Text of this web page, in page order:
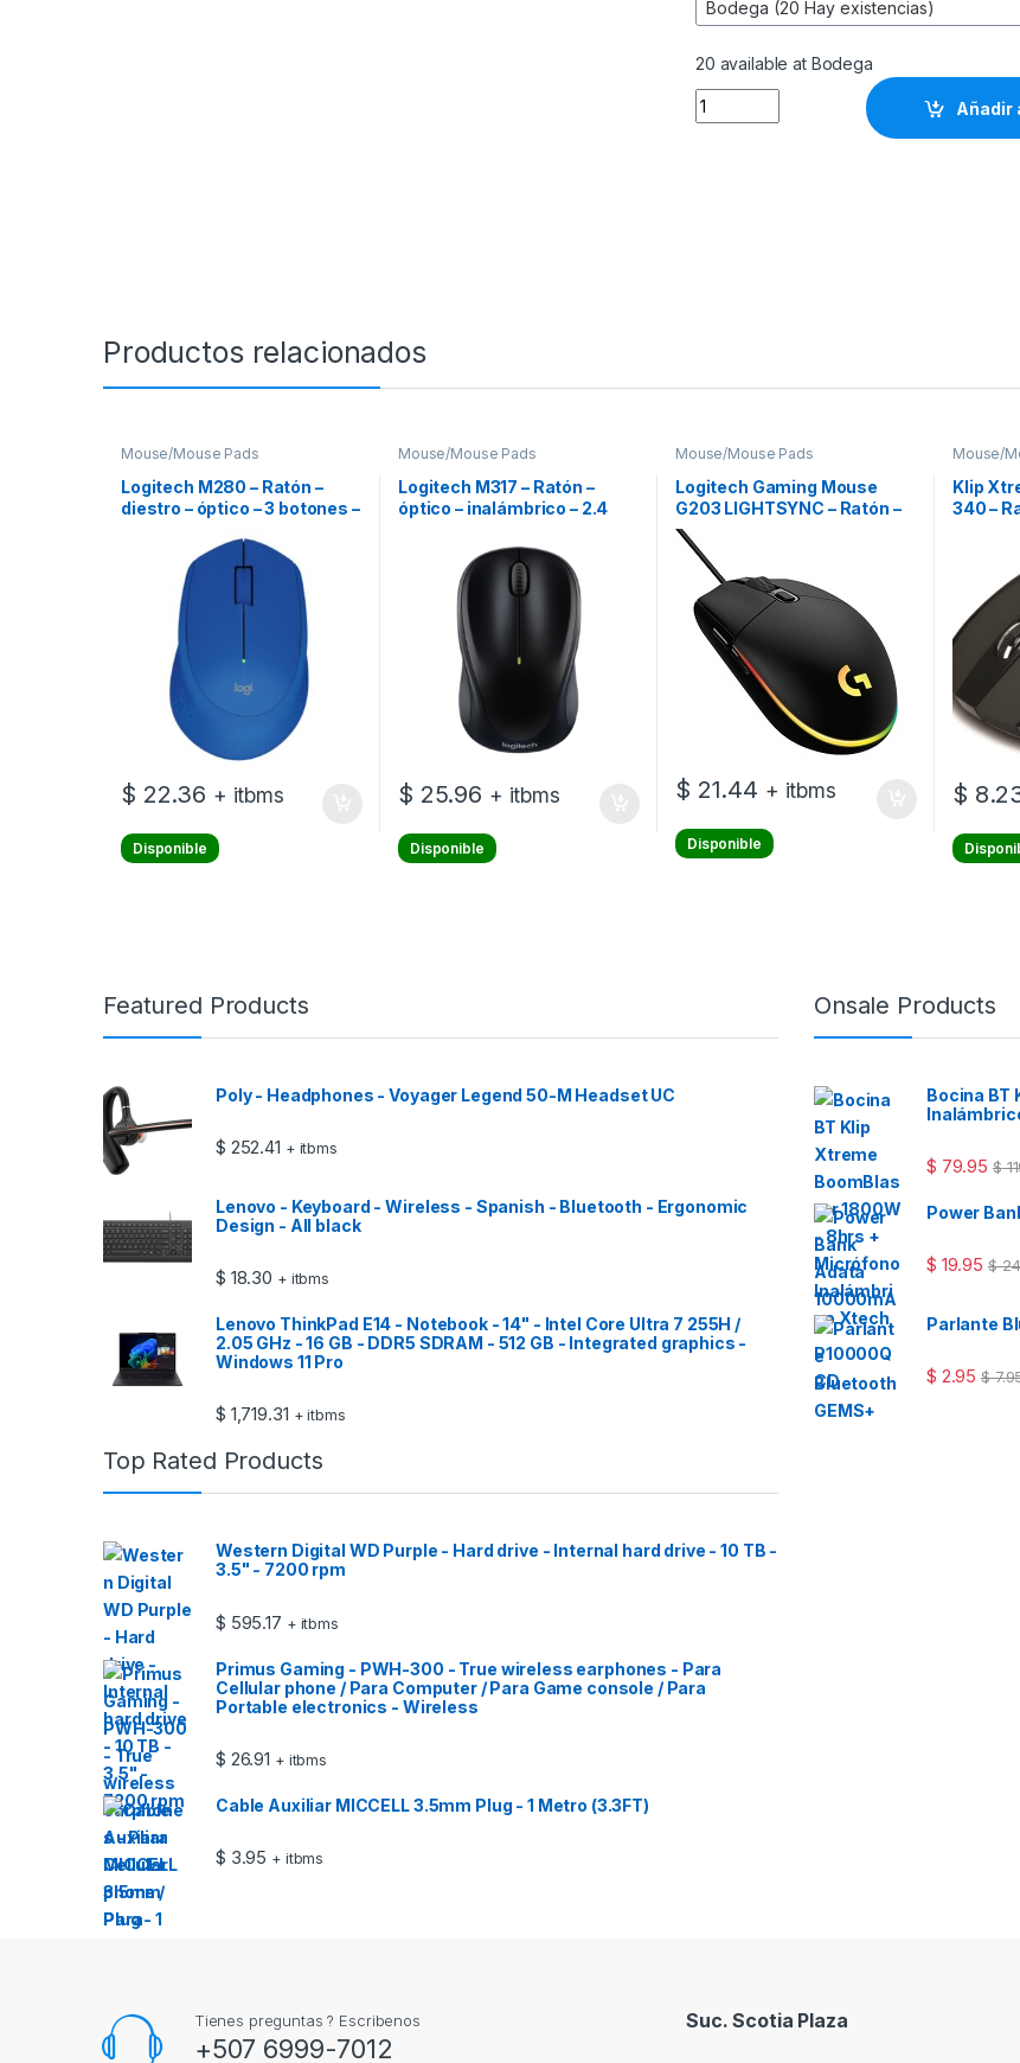
20 available at Bodega
Klip Xtreme - Mouse - 2.4 GHz /
Añadir
Productos relacionados
Mouse/Mouse Pads
Logitech M280 – Ratón –
diestro – óptico – 3 botones –
receptor inalámbrico USB –
$ 22.36 + itbms
Disponible
Mouse/Mouse Pads
Logitech M317 – Ratón –
óptico – inalámbrico – 2.4
USB – negro
$ 25.96 + itbms
Disponible
Mouse/Mouse Pads
Logitech Gaming Mouse
G203 LIGHTSYNC – Ratón –
USB – Cableado – Negro
$ 21.44 + itbms
Disponible
Mouse/
Klip
340 –
GHz –
USB –
$
Featured Products
Poly - Headphones - Voyager Legend 50-M Headset UC
$ 252.41 + itbms
Lenovo - Keyboard - Wireless - Spanish - Bluetooth - Ergonomic
Design - All black
$ 18.30 + itbms
Lenovo ThinkPad E14 - Notebook - 14" - Intel Core Ultra 7 255H /
2.05 GHz - 16 GB - DDR5 SDRAM - 512 GB - Integrated graphics -
Windows 11 Pro
$ 1,719.31 + itbms
Onsale Products
Bocina BT
$ 79.95 $
Power
$ 19.95 $
Parlante
$ 2.95 $
Top Rated Products
Western Digital WD Purple - Hard drive - Internal hard drive - 10 TB -
3.5" - 7200 rpm
$ 595.17 + itbms
Primus Gaming - PWH-300 - True wireless earphones - Para
Cellular phone / Para Computer / Para Game console / Para
Portable electronics - Wireless
$ 26.91 + itbms
Cable Auxiliar MICCELL 3.5mm Plug - 1 Metro (3.3FT)
$ 3.95 + itbms
Tienes preguntas ? Escribenos
+507 6999-7012
Suc. Scotia Plaza